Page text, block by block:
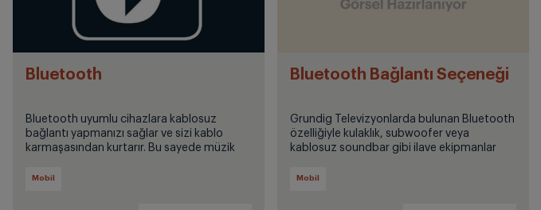
Bluetooth
Bluetooth uyumlu cihazlara kablosuz
bağlantı yapmanızı sağlar ve sizi kablo
karmaşasından kurtarır. Bu sayede müzik
olmanız gerekmez
Mobil
Bluetooth Bağlantı Seçeneği
Grundig Televizyonlarda bulunan Bluetooth
özelliğiyle kulaklık, subwoofer veya
kablosuz soundbar gibi ilave ekipmanlar
Mobil